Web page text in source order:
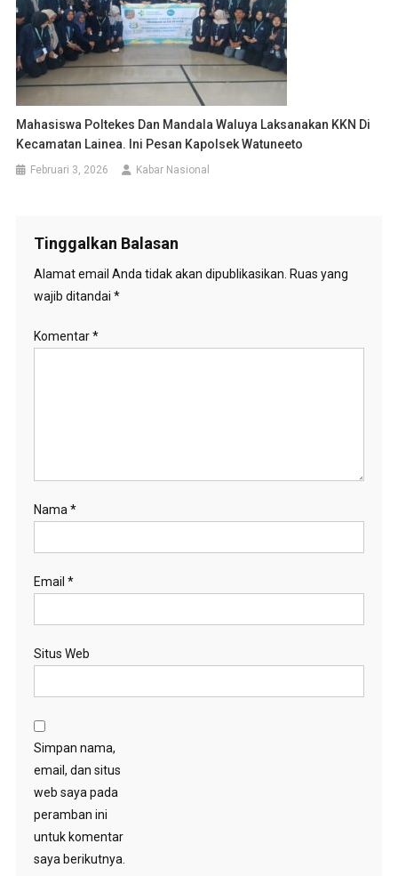
Mahasiswa Poltekes Dan Mandala Waluya Laksanakan KKN Di
Kecamatan Lainea. Ini Pesan Kapolsek Watuneeto
Februari 3, 2026 Kabar Nasional
Tinggalkan Balasan
Alamat email Anda tidak akan dipublikasikan. Ruas yang
wajib ditandai *
Komentar*
Nama *
Email *
Situs Web
Simpan nama,
email, dan situs
web saya pada
peramban ini
untuk komentar
saya berikutnya.